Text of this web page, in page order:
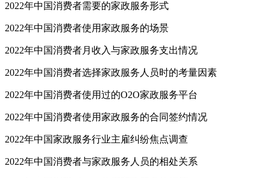
2022年中国消费者需要的家政服务形式
2022年中国消费者使用家政服务的场景
2022年中国消费者月收入与家政服务支出情况
2022年中国消费者选择家政服务人员时的考量因素
2022年中国消费者使用过的O2O家政服务平台
2022年中国消费者使用家政服务的合同签约情况
2022年中国家政服务行业主雇纠纷焦点调查
2022年中国消费者与家政服务人员的相处关系